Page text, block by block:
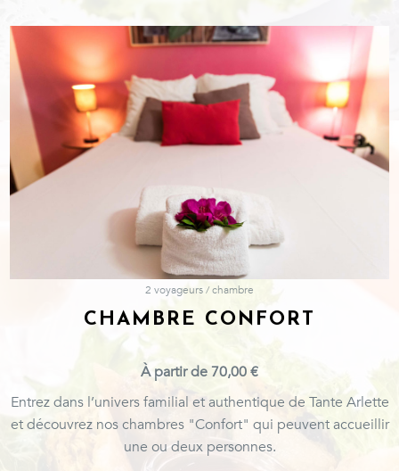
2 voyageurs / chambre
CHAMBRE CONFORT
À partir de 70,00 €
Entrez dans l’univers familial et authentique de Tante Arlette
et découvrez nos chambres "Confort" qui peuvent accueillir
une ou deux personnes.